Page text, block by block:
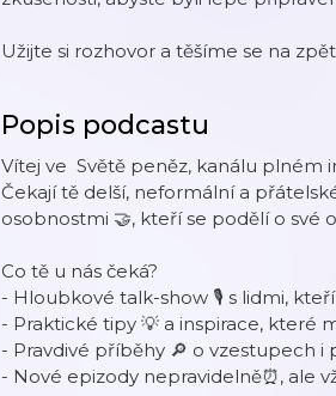
Užijte si rozhovor a těšíme se na
Popis podcastu
Vítej ve Světě peněz, kanálu plném
Čekají tě delší, neformální a
osobnostmi 🤝, kteří se podělí o své
Co tě u nás čeká?
- Hloubkové talk-show 🎙️ s lidmi,
- Praktické tipy 💡 a inspirace, které
- Pravdivé příběhy 🔎 o vzestupech
- Nové epizody nepravidelně⏰, ale